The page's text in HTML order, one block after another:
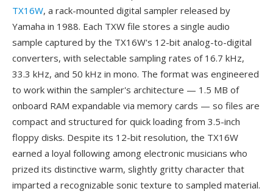
TX16W, a rack-mounted digital sampler released by
Yamaha in 1988. Each TXW file stores a single audio
sample captured by the TX16W's 12-bit analog-to-digital
converters, with selectable sampling rates of 16.7 kHz,
33.3 kHz, and 50 kHz in mono. The format was engineered
to work within the sampler's architecture — 1.5 MB of
onboard RAM expandable via memory cards — so files are
compact and structured for quick loading from 3.5-inch
floppy disks. Despite its 12-bit resolution, the TX16W
earned a loyal following among electronic musicians who
prized its distinctive warm, slightly gritty character that
imparted a recognizable sonic texture to sampled material.